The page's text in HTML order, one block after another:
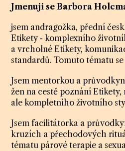
Jmenuji se Barbora
jsem andragožka, přední
Etikety - komplexního
a vrcholné Etikety,
standardů. Tomuto tématu
Jsem mentorkou a
žen na cestě poznání Etikety,
ale kompletního životního
Jsem facilitátorka a
kruzích a přechodových
tématu párové terapie a